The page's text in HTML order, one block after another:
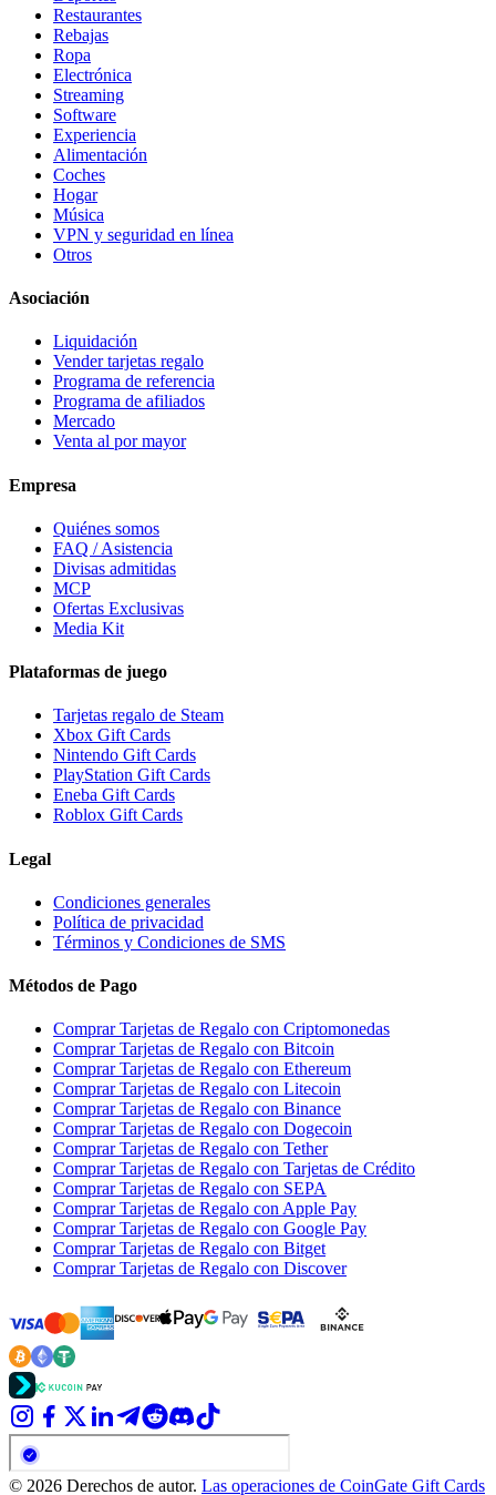
Restaurantes
Rebajas
Ropa
Electrónica
Streaming
Software
Experiencia
Alimentación
Coches
Hogar
Música
VPN y seguridad en línea
Otros
Asociación
Liquidación
Vender tarjetas regalo
Programa de referencia
Programa de afiliados
Mercado
Venta al por mayor
Empresa
Quiénes somos
FAQ / Asistencia
Divisas admitidas
MCP
Ofertas Exclusivas
Media Kit
Plataformas de juego
Tarjetas regalo de Steam
Xbox Gift Cards
Nintendo Gift Cards
PlayStation Gift Cards
Eneba Gift Cards
Roblox Gift Cards
Legal
Condiciones generales
Política de privacidad
Términos y Condiciones de SMS
Métodos de Pago
Comprar Tarjetas de Regalo con Criptomonedas
Comprar Tarjetas de Regalo con Bitcoin
Comprar Tarjetas de Regalo con Ethereum
Comprar Tarjetas de Regalo con Litecoin
Comprar Tarjetas de Regalo con Binance
Comprar Tarjetas de Regalo con Dogecoin
Comprar Tarjetas de Regalo con Tether
Comprar Tarjetas de Regalo con Tarjetas de Crédito
Comprar Tarjetas de Regalo con SEPA
Comprar Tarjetas de Regalo con Apple Pay
Comprar Tarjetas de Regalo con Google Pay
Comprar Tarjetas de Regalo con Bitget
Comprar Tarjetas de Regalo con Discover
© 2026 Derechos de autor. Las operaciones de CoinGate Gift Cards